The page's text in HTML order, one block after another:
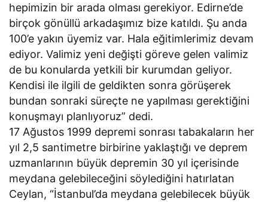
hepimizin bir arada olması gerekiyor. Edirne’de
birçok gönüllü arkadaşımız bize katıldı. Şu anda
100’e yakın üyemiz var. Hala eğitimlerimiz devam
ediyor. Valimiz yeni değişti göreve gelen valimiz
de bu konularda yetkili bir kurumdan geliyor.
Kendisi ile ilgili de geldikten sonra görüşerek
bundan sonraki süreçte ne yapılması gerektiğini
konuşmayı planlıyoruz” dedi.
17 Ağustos 1999 depremi sonrası tabakaların her
yıl 2,5 santimetre birbirine yaklaştığı ve deprem
uzmanlarının büyük depremin 30 yıl içerisinde
meydana gelebileceğini söylediğini hatırlatan
Ceylan, “İstanbul’da meydana gelebilecek büyük